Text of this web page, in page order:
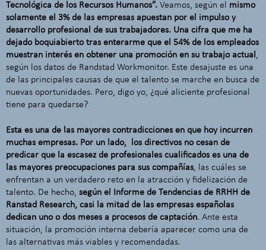
Tecnológica de los Recursos Humanos”. Veamos, según el mismo
solamente el 3% de las empresas apuestan por el impulso y
desarrollo profesional de sus trabajadores. Una cifra que me ha
dejado boquiabierto tras enterarme que el 54% de los empleados
muestran interés en obtener una promoción en su trabajo actual,
según los datos de Randstad Workmonitor. Este desajuste es una
de las principales causas de que el talento se marche en busca de
nuevas oportunidades. Pero, digo yo, ¿qué aliciente profesional
tiene para quedarse?
Esta es una de las mayores contradicciones en que hoy incurren
muchas empresas. Por un lado, los directivos no cesan de
predicar que la escasez de profesionales cualificados es una de
las mayores preocupaciones para sus compañías, las cuáles se
enfrentan a un verdadero reto en la atracción y fidelización de
talento. De hecho, según el Informe de Tendencias de RRHH de
Ranstad Research, casi la mitad de las empresas españolas
dedican uno o dos meses a procesos de captación. Ante esta
situación, la promoción interna debería aparecer como una de
las alternativas más viables y recomendadas.